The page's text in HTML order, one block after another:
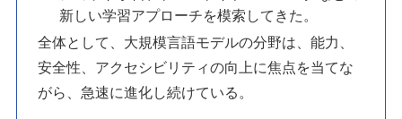
新しい学習アプローチを模索してきた。
全体として、大規模言語モデルの分野は、能力、
安全性、アクセシビリティの向上に焦点を当てな
がら、急速に進化し続けている。